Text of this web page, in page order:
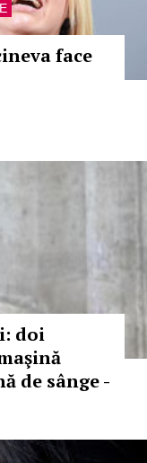
face
doi
de sânge -